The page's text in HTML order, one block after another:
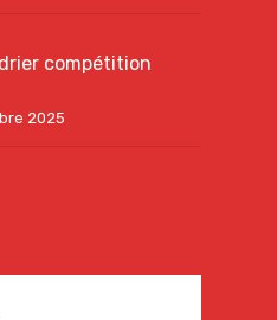
compétition
2025